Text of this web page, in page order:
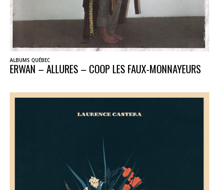
ALBUMS QUÉBEC
ERWAN – ALLURES – COOP LES FAUX-MONNAYEURS